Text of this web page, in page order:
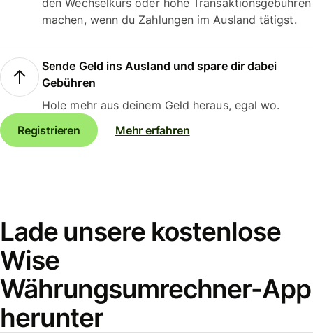
den Wechselkurs oder hohe Transaktionsgebühren
machen, wenn du Zahlungen im Ausland tätigst.
Sende Geld ins Ausland und spare dir dabei
Gebühren
Hole mehr aus deinem Geld heraus, egal wo.
Registrieren
Mehr erfahren
Lade unsere kostenlose
Wise
Währungsumrechner-App
herunter